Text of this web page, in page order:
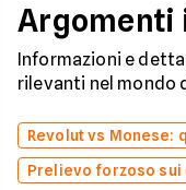
Argomenti
Informazioni e
rilevanti nel mondo
Revolut vs Monese:
Prelievo forzoso